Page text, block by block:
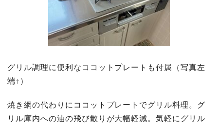
グリル調理に便利なココットプレートも付属（写真左
端↑）
焼き網の代わりにココットプレートでグリル料理。グ
リル庫内への油の飛び散りが大幅軽減。気軽にグリル